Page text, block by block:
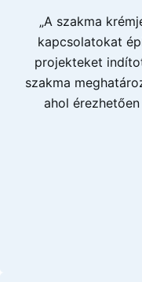
„A szakma
kapcsolatokat
projekteket
szakma
ahol